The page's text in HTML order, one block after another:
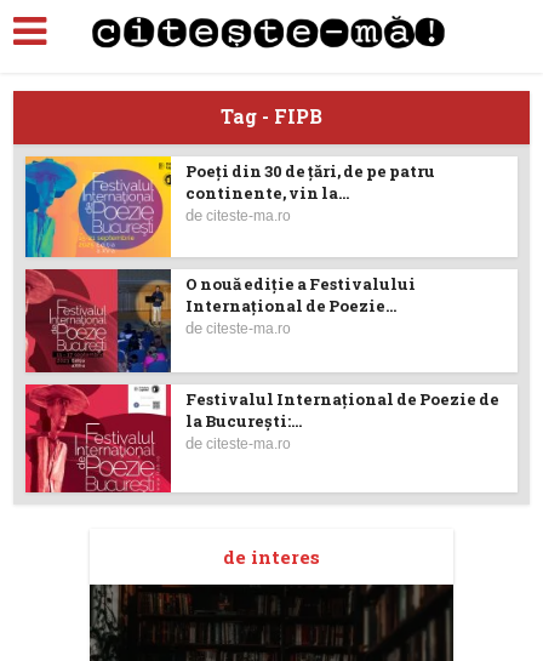
Tag - FIPB
Poeți din 30 de țări, de pe patru
continente, vin la...
deciteste-ma.ro
O nouă ediţie a Festivalului
Internaţional de Poezie...
deciteste-ma.ro
Festivalul Internațional de Poezie de
la București:...
deciteste-ma.ro
de interes